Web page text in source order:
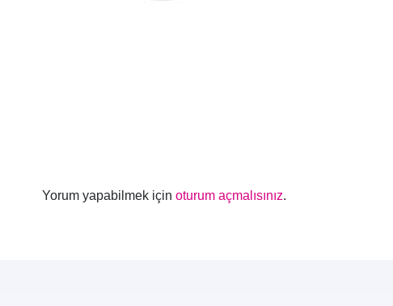
Yorum yapabilmek için oturum açmalısınız.